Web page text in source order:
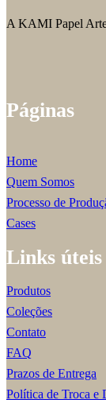
A KAMI Papel
Páginas
Home
Quem Somos
Processo de
Cases
Links úteis
Produtos
Coleções
Contato
FAQ
Prazos de Entrega
Política de Troca e